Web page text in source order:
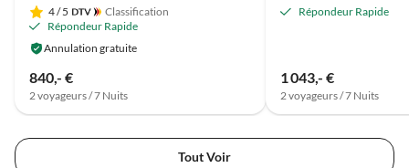
4/ 5
Classification
Répondeur Rapide
Annulation gratuite
840,- €
2 voyageurs / 7 Nuits
Répondeur Rapide
1 043,- €
2 voyageurs / 7 Nuits
Tout Voir